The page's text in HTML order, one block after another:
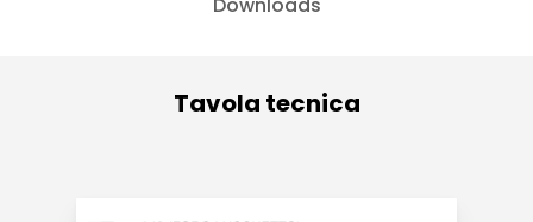
Tavola tecnica